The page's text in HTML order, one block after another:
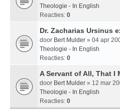
Theologie - In English
Reacties: 0
Dr. Zacharias Ursinus
door Bert Mulder » 04 apr
Theologie - In English
Reacties: 0
A Servant of All, That I
door Bert Mulder » 12 mar
Theologie - In English
Reacties: 0